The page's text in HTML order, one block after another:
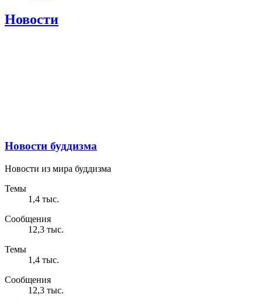
Новости
Новости буддизма
Новости из мира буддизма
Темы
1,4 тыс.
Сообщения
12,3 тыс.
Темы
1,4 тыс.
Сообщения
12,3 тыс.